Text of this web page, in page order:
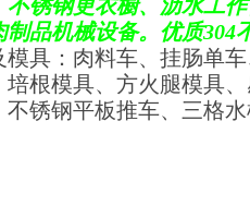
不锈钢更衣橱、沥水工
品机械设备。优质304
具：肉料车、挂肠单
根模具、方火腿模具
锈钢平板推车、三格